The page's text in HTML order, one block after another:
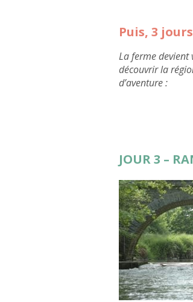
Puis, 3
La ferme devient
découvrir la
d’aventure :
JOUR 3 –